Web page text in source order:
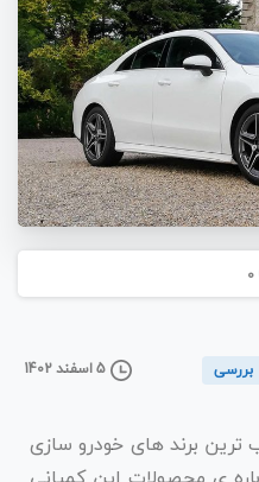
0
بررسی 5 اسفند 1402
برند های خودرو سازی